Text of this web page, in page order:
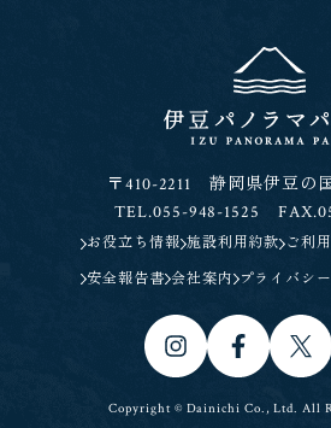
〒410-2211 静岡県伊豆の
TEL.055-948-1525
お役立ち情報 施設利用約款 ご利
安全報告書 会社案内 プライバシ
Copyright © Dainichi Co., Ltd. All